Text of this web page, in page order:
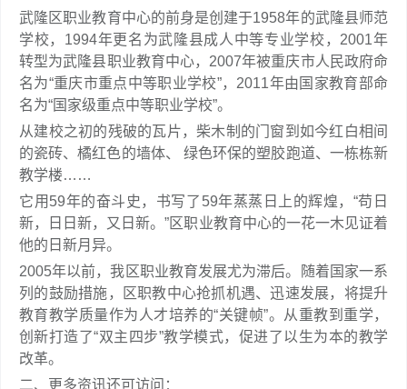
武隆区职业教育中心的前身是创建于1958年的武隆县师范
学校，1994年更名为武隆县成人中等专业学校，2001年
转型为武隆县职业教育中心，2007年被重庆市人民政府命
名为“重庆市重点中等职业学校”，2011年由国家教育部命
名为“国家级重点中等职业学校”。
从建校之初的残破的瓦片，柴木制的门窗到如今红白相间
的瓷砖、橘红色的墙体、 绿色环保的塑胶跑道、一栋栋新
教学楼……
它用59年的奋斗史，书写了59年蒸蒸日上的辉煌，“苟日
新，日日新，又日新。”区职业教育中心的一花一木见证着
他的日新月异。
2005年以前，我区职业教育发展尤为滞后。随着国家一系
列的鼓励措施，区职教中心抢抓机遇、迅速发展，将提升
教育教学质量作为人才培养的“关键帧”。从重教到重学，
创新打造了“双主四步”教学模式，促进了以生为本的教学
改革。
二、更多资讯还可访问：